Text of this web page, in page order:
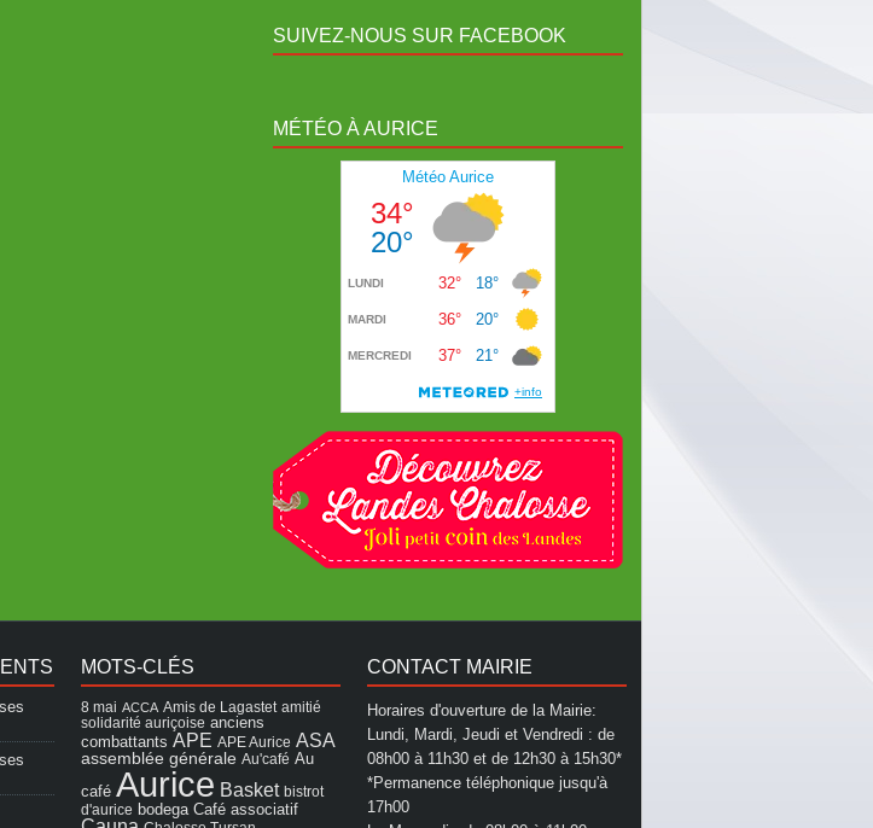
SUIVEZ-NOUS SUR FACEBOOK
MÉTÉO À AURICE
MOTS-CLÉS
8 mai ACCA Amis de Lagastet amitié
solidarité auriçoise anciens
combattants APE APE Aurice ASA
assemblée générale Au'café Au
café Aurice Basket bistrot
d'aurice bodega Café associatif
CONTACT MAIRIE
Horaires d'ouverture de la Mairie:
Lundi, Mardi, Jeudi et Vendredi : de
08h00 à 11h30 et de 12h30 à 15h30*
*Permanence téléphonique jusqu'à
17h00